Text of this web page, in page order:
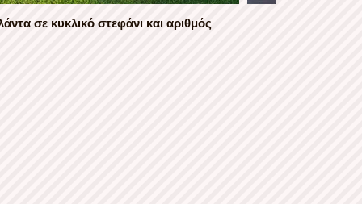
σε κυκλικό στεφάνι και αριθμός